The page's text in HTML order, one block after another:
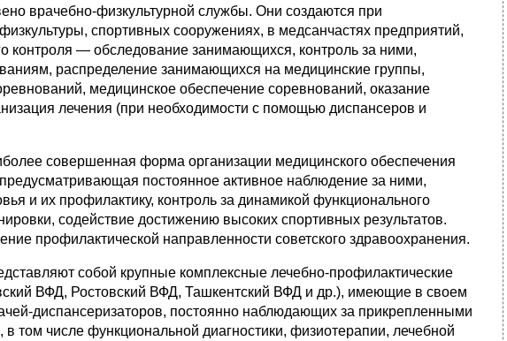
врачебно-физкультурной службы. Они создаются при
спортивных сооружениях, в медсанчастях предприятий,
контроля — обследование занимающихся, контроль за ними,
распределение занимающихся на медицинские группы,
медицинское обеспечение соревнований, оказание
лечения (при необходимости с помощью диспансеров и
совершенная форма организации медицинского обеспечения
постоянное активное наблюдение за ними,
и их профилактику, контроль за динамикой функционального
содействие достижению высоких спортивных результатов.
профилактической направленности советского здравоохранения.
собой крупные комплексные лечебно-профилактические
ВФД, Ростовский ВФД, Ташкентский ВФД и др.), имеющие в своем
диспансеризаторов, постоянно наблюдающих за прикрепленными
том числе функциональной диагностики, физиотерапии, лечебной